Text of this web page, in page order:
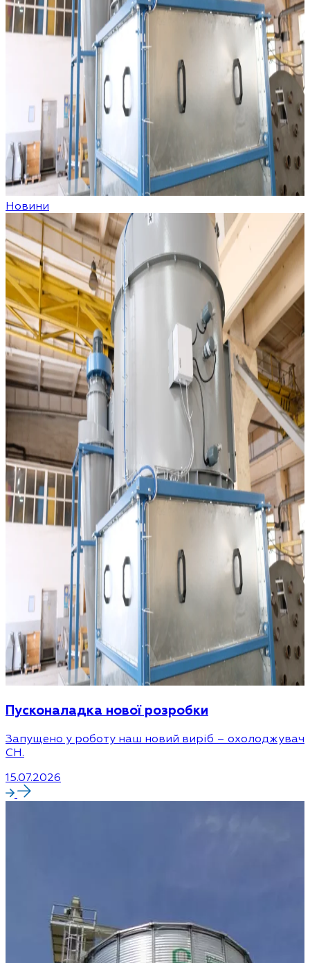
Новини
Пусконаладка нової розробки
Запущено у роботу наш новий виріб – охолоджувач
CH.
15.07.2026